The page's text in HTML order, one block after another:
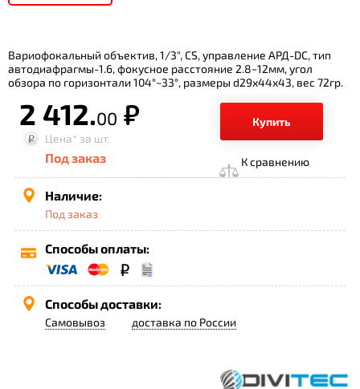
Вариофокальный объектив, 1/3", CS, управление АРД-DC, тип
автодиафрагмы-1.6, фокусное расстояние 2.8~12мм, угол
обзора по горизонтали 104°~33°, размеры d29х44х43, вес 72гр.
2 412.00 р.
Купить
Цена* за шт.
Под заказ К сравнению
Наличие:
Под заказ
Способы оплаты:
Способы доставки:
Самовывоз доставка по России